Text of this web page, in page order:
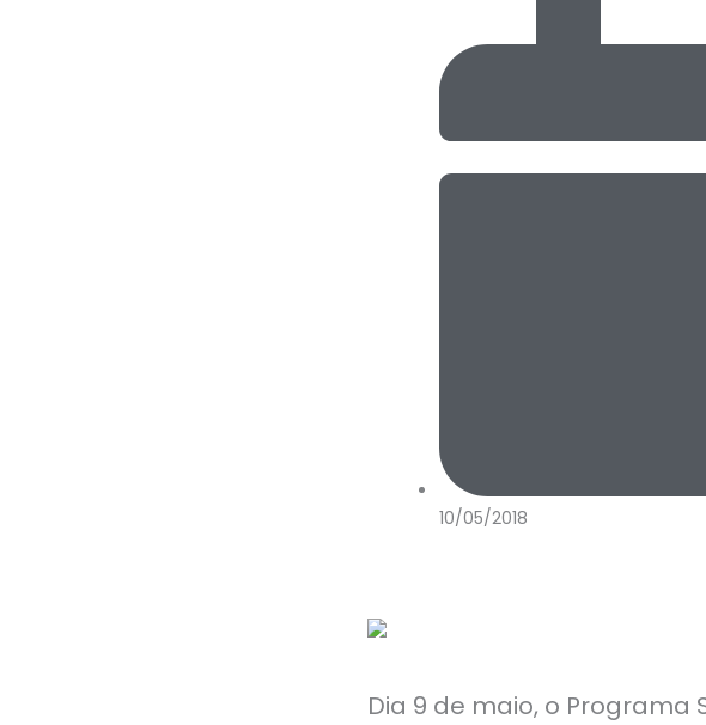
10/05/2018
Dia 9 de maio, o Programa